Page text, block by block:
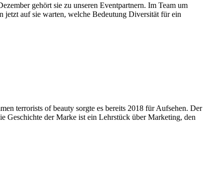
gehört sie zu unseren Eventpartnern. Im Team um
auf sie warten, welche Bedeutung Diversität für ein
terrorists of beauty sorgte es bereits 2018 für Aufsehen. Der
Geschichte der Marke ist ein Lehrstück über Marketing, den